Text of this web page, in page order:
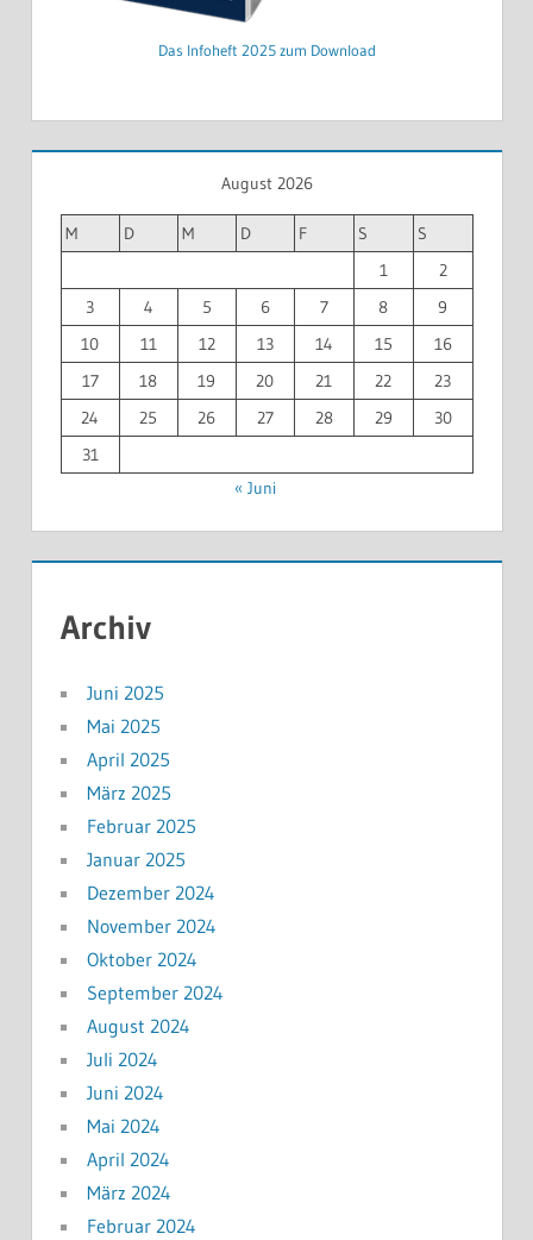
Das Infoheft 2025 zum Download
August 2026
M D M D F S
S
1
2
3
4 5 6 7 8
9
10
11 12 13 14 15
16
17
18 19 20 21 22
23
24
25 26 27 28 29
30
31
« Juni
Archiv
Juni 2025
Mai 2025
April 2025
März 2025
Februar 2025
Januar 2025
Dezember 2024
November 2024
Oktober 2024
September 2024
August 2024
Juli 2024
Juni 2024
Mai 2024
April 2024
März 2024
Februar 2024